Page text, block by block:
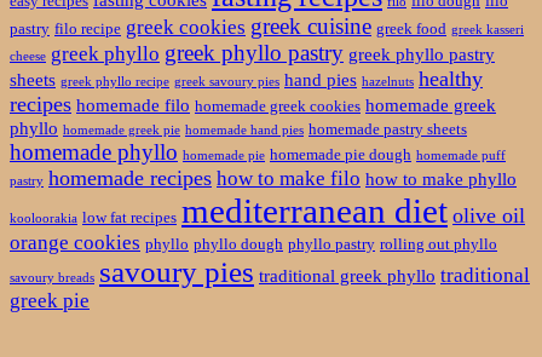
pastry filo recipe greek cookies greek cuisine greek food greek kasseri
cheese greek phyllo greek phyllo pastry greek phyllo pastry
sheets greek phyllo recipe greek savoury pies hand pies hazelnuts healthy
recipes homemade filo homemade greek cookies homemade greek
phyllo homemade greek pie homemade hand pies homemade pastry sheets
homemade phyllo homemade pie homemade pie dough homemade puff
pastry homemade recipes how to make filo how to make phyllo
kooloorakia low fat recipes mediterranean diet olive oil
orange cookies phyllo phyllo dough phyllo pastry rolling out phyllo
savoury breads savoury pies traditional greek phyllo traditional
greek pie